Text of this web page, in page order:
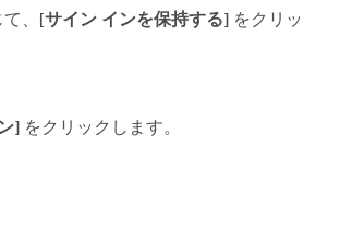
、 [サイン インを保持する]をクリッ
]をクリックします。